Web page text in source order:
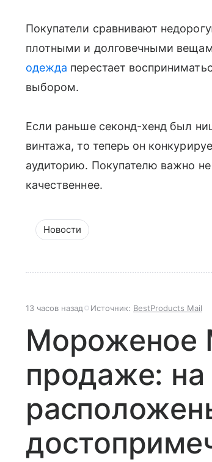
Покупатели сравнивают
плотными и долговечными
одежда перестает
выбором.
Если раньше секонд-хенд был
винтажа, то теперь он
аудиторию. Покупателю важно
качественнее.
Новости
13 часов назад Источник: BestProducts Mail
Мороженое
продаже: на